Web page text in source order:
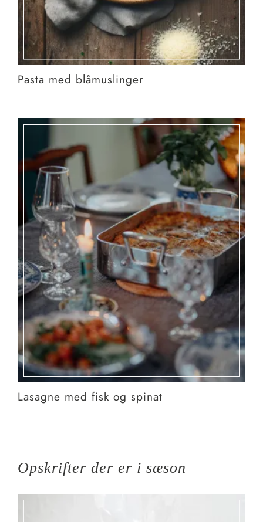
Pasta med blåmuslinger
Lasagne med fisk og spinat
Opskrifter der er i sæson